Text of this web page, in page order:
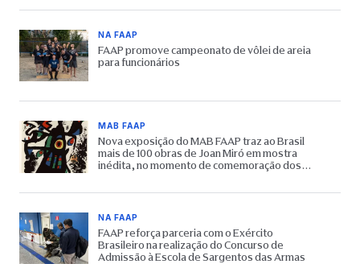
NA FAAP
FAAP promove campeonato de vôlei de areia
para funcionários
MAB FAAP
Nova exposição do MAB FAAP traz ao Brasil
mais de 100 obras de Joan Miró em mostra
inédita, no momento de comemoração dos
NA FAAP
FAAP reforça parceria com o Exército
Brasileiro na realização do Concurso de
Admissão à Escola de Sargentos das Armas